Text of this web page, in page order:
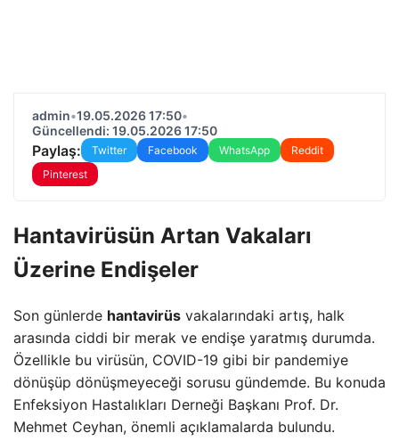
admin•19.05.2026 17:50•
Güncellendi: 19.05.2026 17:50
Paylaş: Twitter Facebook WhatsApp
Reddit
Pinterest
Hantavirüsün Artan Vakaları
Üzerine Endişeler
Son günlerde hantavirüs vakalarındaki artış, halk
arasında ciddi bir merak ve endişe yaratmış durumda.
Özellikle bu virüsün, COVID-19 gibi bir pandemiye
dönüşüp dönüşmeyeceği sorusu gündemde. Bu konuda
Enfeksiyon Hastalıkları Derneği Başkanı Prof. Dr.
Mehmet Ceyhan, önemli açıklamalarda bulundu.